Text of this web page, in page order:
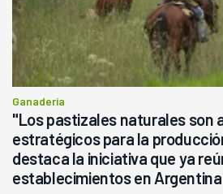
Ganadería
"Los pastizales naturales son
estratégicos para la
destaca la iniciativa que ya
establecimientos en Argentina